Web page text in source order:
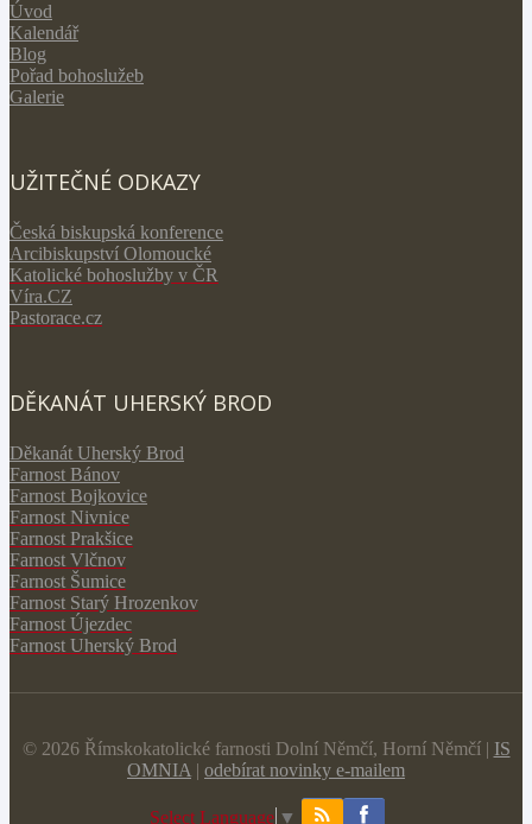
Úvod
Kalendář
Blog
Pořad bohoslužeb
Galerie
UŽITEČNÉ ODKAZY
Česká biskupská konference
Arcibiskupství Olomoucké
Katolické bohoslužby v ČR
Víra.CZ
Pastorace.cz
DĚKANÁT UHERSKÝ BROD
Děkanát Uherský Brod
Farnost Bánov
Farnost Bojkovice
Farnost Nivnice
Farnost Prakšice
Farnost Vlčnov
Farnost Šumice
Farnost Starý Hrozenkov
Farnost Újezdec
Farnost Uherský Brod
© 2026 Římskokatolické farnosti Dolní Němčí, Horní Němčí | IS
OMNIA | odebírat novinky e-mailem
Select Language ▼